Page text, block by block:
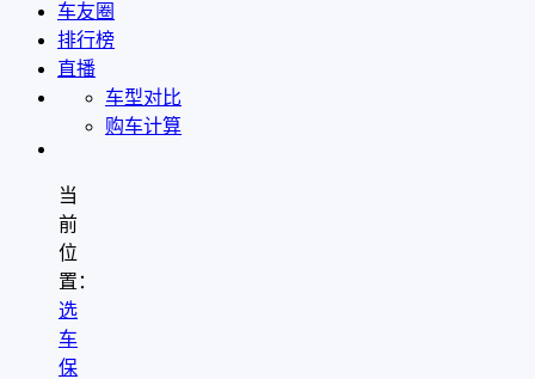
车友圈
排行榜
直播
车型对比
购车计算
当
前
位
置：
选
车
保